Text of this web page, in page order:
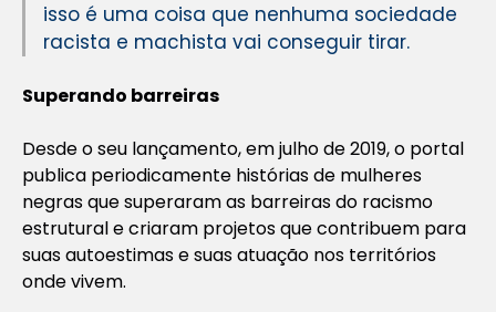
isso é uma coisa que nenhuma sociedade
racista e machista vai conseguir tirar.
Superando barreiras
Desde o seu lançamento, em julho de 2019, o portal
publica periodicamente histórias de mulheres
negras que superaram as barreiras do racismo
estrutural e criaram projetos que contribuem para
suas autoestimas e suas atuação nos territórios
onde vivem.